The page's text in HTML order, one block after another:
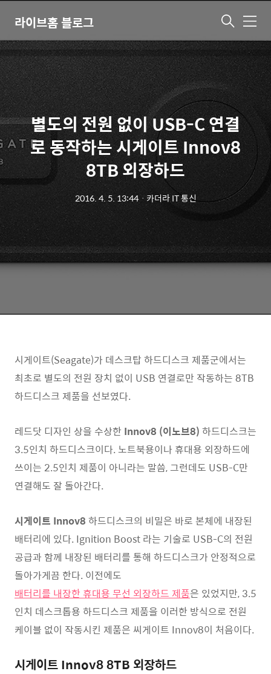
라이브홈 블로그 메
뉴
별도의 전원 없이 USB-C 연결
로 동작하는 시게이트 Innov8
8TB 외장하드
2016. 4. 5. 13:44ㆍ 카더라 IT 통신
시게이트(Seagate)가 데스크탑 하드디스크 제품군에서는
최초로 별도의 전원 장치 없이 USB 연결로만 작동하는 8TB
하드디스크 제품을 선보였다.
레드닷 디자인 상을 수상한 Innov8 (이노브8) 하드디스크는
3.5인치 하드디스크이다. 노트북용이나 휴대용 외장하드에
쓰이는 2.5인치 제품이 아니라는 말씀, 그런데도 USB-C만
연결해도 잘 돌아간다.
시게이트 Innov8 하드디스크의 비밀은 바로 본체에 내장된
배터리에 있다. Ignition Boost 라는 기술로 USB-C의 전원
공급과 함께 내장된 배터리를 통해 하드디스크가 안정적으로
돌아가게끔 한다. 이전에도
배터리를 내장한 휴대용 무선 외장하드 제품은 있었지만, 3.5
인치 데스크톱용 하드디스크 제품을 이러한 방식으로 전원
케이블 없이 작동시킨 제품은 씨게이트 Innov8이 처음이다.
시게이트 Innov8 8TB 외장하드